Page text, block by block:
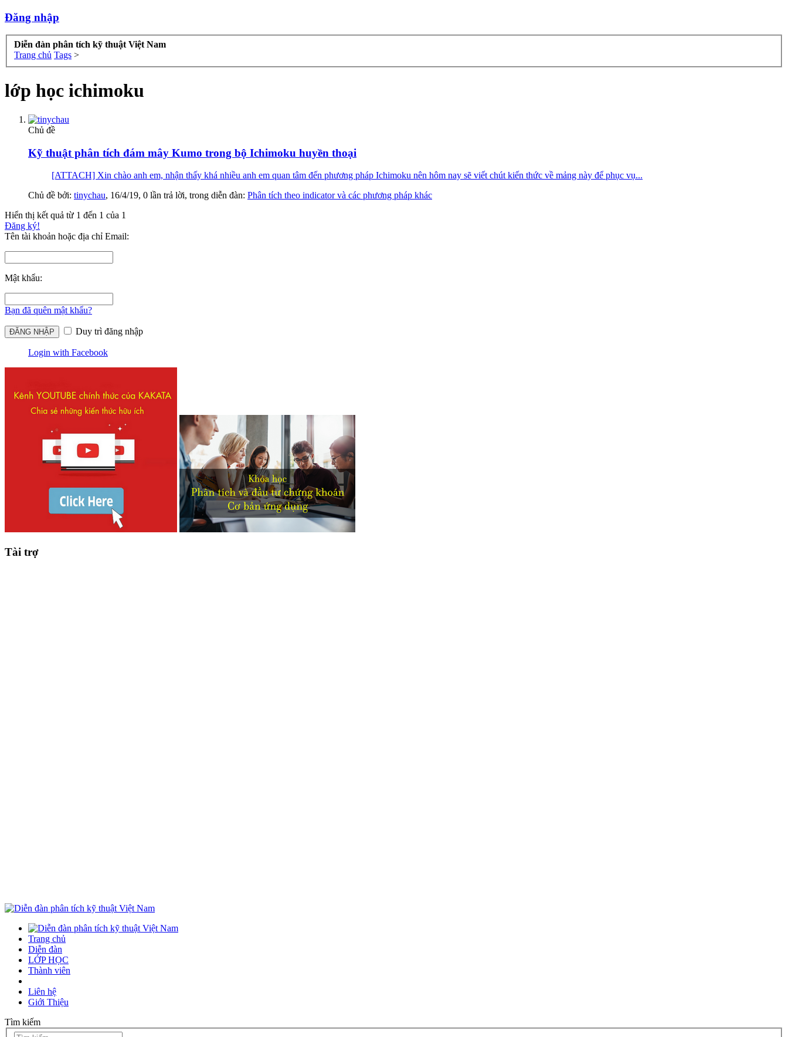
Đăng nhập
Diễn đàn phân tích kỹ thuật Việt Nam
Trang chủ Tags >
lớp học ichimoku
Chủ đề
Kỹ thuật phân tích đám mây Kumo trong bộ Ichimoku huyền thoại
[ATTACH] Xin chào anh em, nhận thấy khá nhiều anh em quan tâm đến phương pháp Ichimoku nên hôm nay sẽ viết chút kiến thức về mảng này để phục vụ...
Chủ đề bởi: tinychau, 16/4/19, 0 lần trả lời, trong diễn đàn: Phân tích theo indicator và các phương pháp khác
Hiển thị kết quả từ 1 đến 1 của 1
Đăng ký!
Tên tài khoản hoặc địa chỉ Email:
Mật khẩu:
Bạn đã quên mật khẩu?
Duy trì đăng nhập
Login with Facebook
Tài trợ
Trang chủ
Diễn đàn
LỚP HỌC
Thành viên
Liên hệ
Giới Thiệu
Tìm kiếm